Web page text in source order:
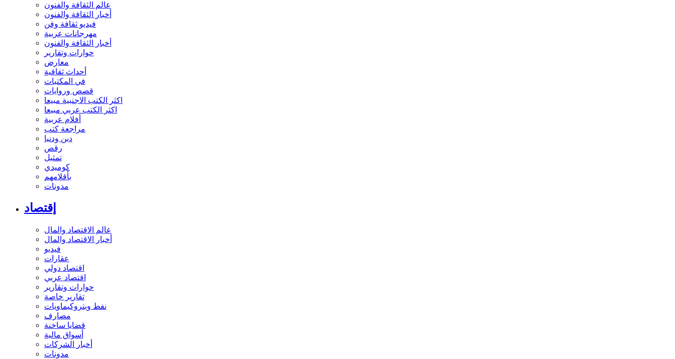
عالم الثقافة والفنون
أخبار الثقافة والفنون
فيديو ثقافة وفن
مهرجانات عربية
أخبار الثقافة والفنون
حوارات وتقارير
معارض
أحداث ثقافية
في المكتبات
قصص وروايات
اكثر الكتب الاجنبية مبيعا
اكثر الكتب عربي مبيعا
أفلام عربية
مراجعة كتب
دين ودنيا
رقص
تمثيل
كوميدي
بأقلامهم
مدونات
إقتصاد
عالم الاقتصاد والمال
أخبار الاقتصاد والمال
فيديو
عقارات
اقتصاد دولي
اقتصاد عربي
حوارات وتقارير
تقارير خاصة
نفط وبتروكيماويات
مصارف
قضايا ساخنة
أسواق مالية
أخبار الشركات
مدونات